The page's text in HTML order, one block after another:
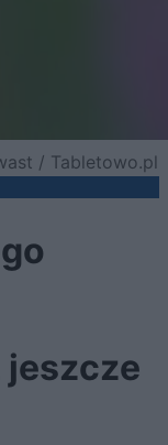
/ Tabletowo.pl
jeszcze